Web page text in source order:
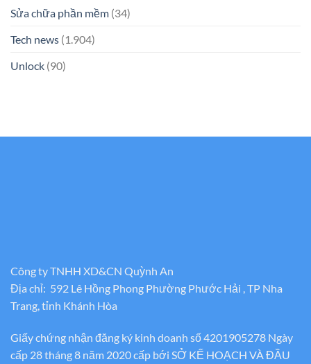
Sửa chữa phần mềm (34)
Tech news (1.904)
Unlock (90)
Công ty TNHH XD&CN Quỳnh An
Địa chỉ: 592 Lê Hồng Phong Phường Phước Hải , TP Nha
Trang, tỉnh Khánh Hòa
Giấy chứng nhận đăng ký kinh doanh số 4201905278 Ngày
cấp 28 tháng 8 năm 2020 cấp bới SỞ KẾ HOẠCH VÀ ĐẦU